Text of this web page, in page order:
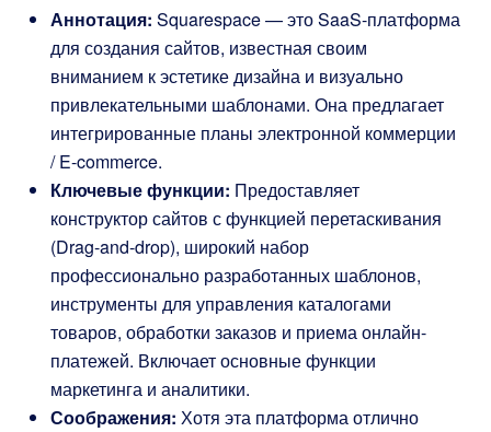
Аннотация: Squarespace — это SaaS-платформа
для создания сайтов, известная своим
вниманием к эстетике дизайна и визуально
привлекательными шаблонами. Она предлагает
интегрированные планы электронной коммерции
/ E-commerce.
Ключевые функции: Предоставляет
конструктор сайтов с функцией перетаскивания
(Drag-and-drop), широкий набор
профессионально разработанных шаблонов,
инструменты для управления каталогами
товаров, обработки заказов и приема онлайн-
платежей. Включает основные функции
маркетинга и аналитики.
Соображения: Хотя эта платформа отлично